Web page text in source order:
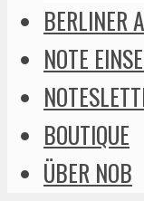
BERLINER
NOTE
BOUTIQUE
ÜBER NOB